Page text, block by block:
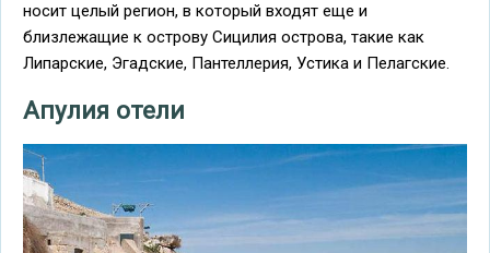
носит целый регион, в который входят еще и
близлежащие к острову Сицилия острова, такие как
Липарские, Эгадские, Пантеллерия, Устика и Пелагские.
Апулия отели